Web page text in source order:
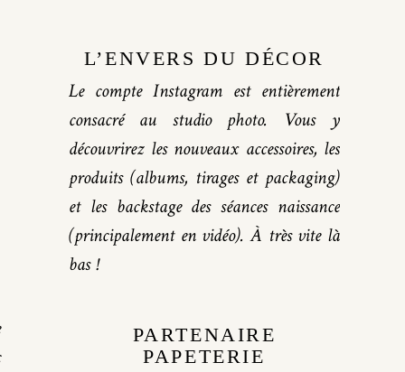
L’ENVERS DU DÉCOR
Le compte Instagram est entièrement
consacré au studio photo. Vous y
découvrirez les nouveaux accessoires, les
produits (albums, tirages et packaging)
et les backstage des séances naissance
(principalement en vidéo). À très vite là
bas !
PARTENAIRE
PAPETERIE